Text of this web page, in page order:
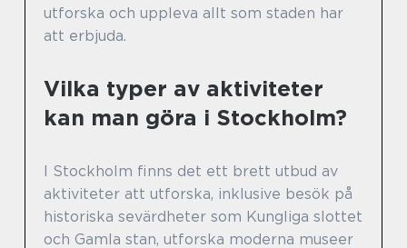
utforska och uppleva allt som staden har
att erbjuda.
Vilka typer av aktiviteter
kan man göra i Stockholm?
I Stockholm finns det ett brett utbud av
aktiviteter att utforska, inklusive besök på
historiska sevärdheter som Kungliga slottet
och Gamla stan, utforska moderna museer